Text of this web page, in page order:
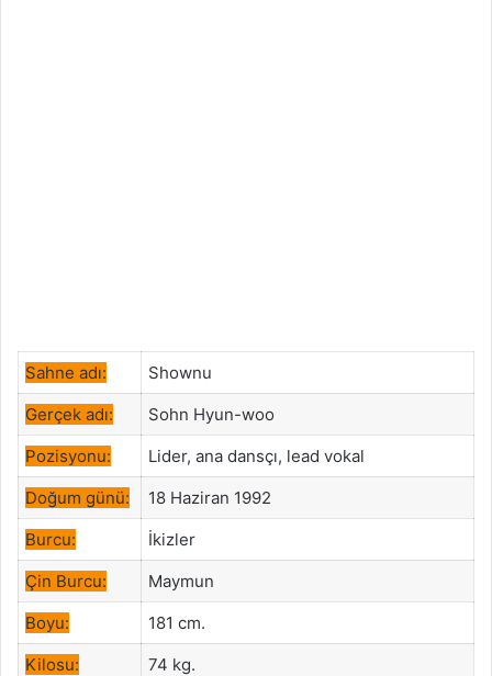
Sahne adı:
Shownu
Gerçek adı:
Sohn Hyun-woo
Pozisyonu:
Lider, ana dansçı, lead vokal
Doğum günü:
18 Haziran 1992
Burcu:
İkizler
Çin Burcu:
Maymun
Boyu:
181 cm.
Kilosu:
74 kg.